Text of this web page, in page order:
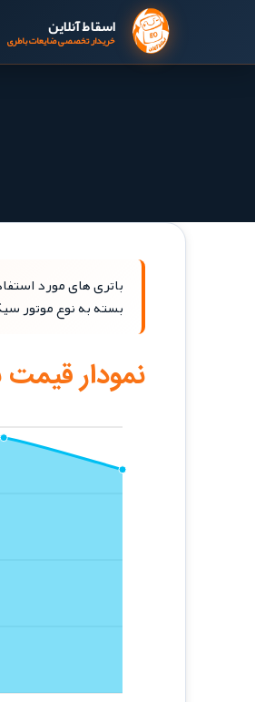
اسقاط آنلاین
خریدار تخصصی ضایعات باطری
بسته به نوع موتور
نمودار